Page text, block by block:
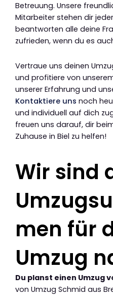
Betreuung. Unsere
Mitarbeiter stehen dir
beantworten alle deine
zufrieden, wenn du es
Vertraue uns deinen
und profitiere von
unserer Erfahrung und
Kontaktiere uns noch
und individuell auf dich
freuen uns darauf, dir
Zuhause in Biel zu helfen!
Wir sind
men für
Umzug
Du planst einen Umzug
von Umzug Schmid aus